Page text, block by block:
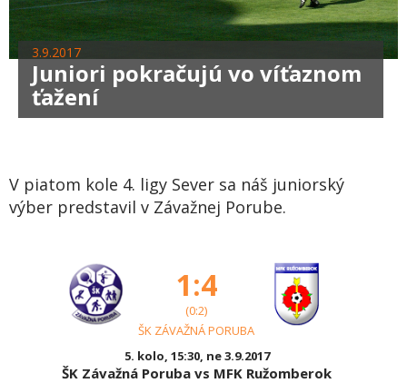
3.9.2017
Juniori pokračujú vo víťaznom
ťažení
V piatom kole 4. ligy Sever sa náš juniorský
výber predstavil v Závažnej Porube.
1:4
(0:2)
ŠK ZÁVAŽNÁ PORUBA
5. kolo, 15:30, ne 3.9.2017
ŠK Závažná Poruba vs MFK Ružomberok